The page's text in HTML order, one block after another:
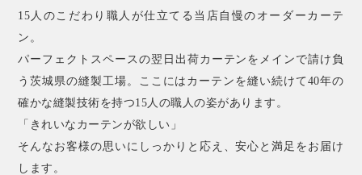
15人のこだわり職人が仕立てる当店自慢のオーダーカーテ
ン。
パーフェクトスペースの翌日出荷カーテンをメインで請け負
う茨城県の縫製工場。ここにはカーテンを縫い続けて40年の
確かな縫製技術を持つ15人の職人の姿があります。
「きれいなカーテンが欲しい」
そんなお客様の思いにしっかりと応え、安心と満足をお届け
します。